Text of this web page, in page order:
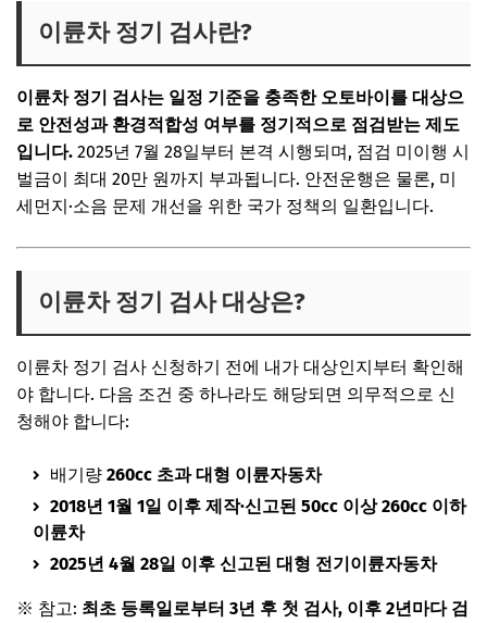
이륜차 정기 검사란?
이륜차 정기 검사는 일정 기준을 충족한 오토바이를 대상으
로 안전성과 환경적합성 여부를 정기적으로 점검받는 제도
입니다. 2025년 7월 28일부터 본격 시행되며, 점검 미이행 시
벌금이 최대 20만 원까지 부과됩니다. 안전운행은 물론, 미
세먼지·소음 문제 개선을 위한 국가 정책의 일환입니다.
이륜차 정기 검사 대상은?
이륜차 정기 검사 신청하기 전에 내가 대상인지부터 확인해
야 합니다. 다음 조건 중 하나라도 해당되면 의무적으로 신
청해야 합니다:
배기량 260cc 초과 대형 이륜자동차
2018년 1월 1일 이후 제작·신고된 50cc 이상 260cc 이하
이륜차
2025년 4월 28일 이후 신고된 대형 전기이륜자동차
※ 참고: 최초 등록일로부터 3년 후 첫 검사, 이후 2년마다 검